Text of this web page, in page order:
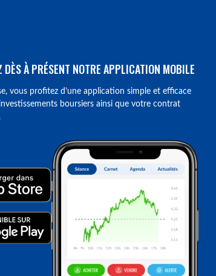
DÈS À PRÉSENT NOTRE APPLICATION MOBILE
vous profitez d’une application simple et efficace
boursiers ainsi que votre contrat
vos préférences pour contrôler la manière dont